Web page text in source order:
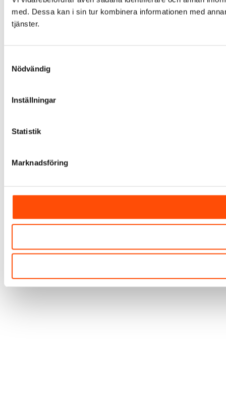
med. Dessa kan i sin tur kombinera informationen med
tjänster.
Nödvändig
Inställningar
Statistik
Marknadsföring